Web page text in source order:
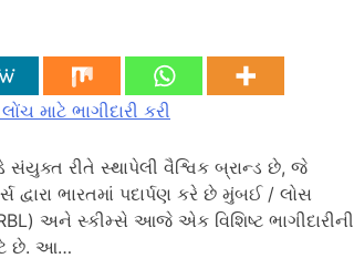
માટે ભાગીદારી કરી
રીતે સ્થાપેલી વૈશ્વિક બ્રાન્ડ છે, જે
દ્વારા ભારતમાં પદાર્પણ કરે છે મુંબઈ / લોસ
અને સ્કીમ્સે આજે ​​એક વિશિષ્ટ ભાગીદારીની
છે. આ…